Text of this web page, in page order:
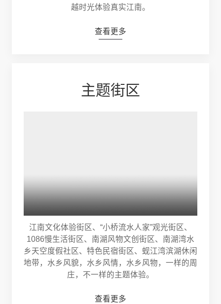
越时光体验真实江南。
查看更多
主题街区
江南文化体验街区、“小桥流水人家”观光街区、
1086慢生活街区、南湖风物文创街区、南湖湾水
乡天空度假社区、特色民宿街区、蚬江湾滨湖休闲
地带，水乡风貌，水乡风情，水乡风物，一样的周
庄，不一样的主题体验。
查看更多